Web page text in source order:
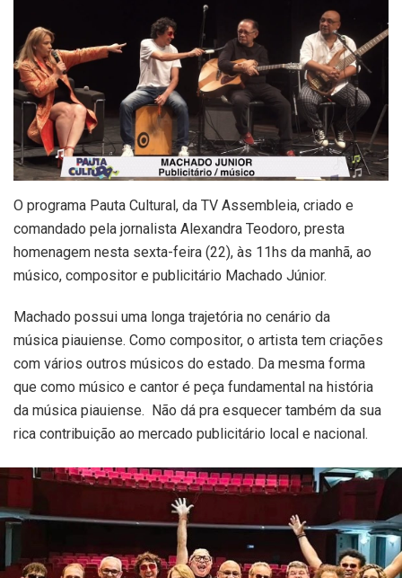
O programa Pauta Cultural, da TV Assembleia, criado e
comandado pela jornalista Alexandra Teodoro, presta
homenagem nesta sexta-feira (22), às 11hs da manhã, ao
músico, compositor e publicitário Machado Júnior.
Machado possui uma longa trajetória no cenário da
música piauiense. Como compositor, o artista tem criações
com vários outros músicos do estado. Da mesma forma
que como músico e cantor é peça fundamental na história
da música piauiense. Não dá pra esquecer também da sua
rica contribuição ao mercado publicitário local e nacional.